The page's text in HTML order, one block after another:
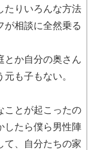
たりいろんな方法
が相談に全然乗る
とか自分の奥さん
も子もない。
ことが起こったの
したら僕ら男性陣
て、自分たちの家